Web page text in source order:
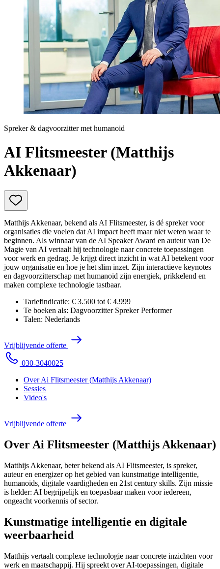
Prinsjesdag
Samenwerken
Sport
Technologie & Innovatie
Toekomst van werk
Trendwatchers
WK & EK Voetbal
Spreker & dagvoorzitter met humanoid
AI Flitsmeester (Matthijs
Akkenaar)
Matthijs Akkenaar, bekend als AI Flitsmeester, is dé spreker voor
organisaties die voelen dat AI impact heeft maar niet weten waar te
beginnen. Als winnaar van de AI Speaker Award en auteur van De
Magie van AI vertaalt hij technologie naar concrete toepassingen
voor werk en gedrag. Je krijgt direct inzicht in wat AI betekent voor
jouw organisatie en hoe je het slim inzet. Zijn interactieve keynotes
en dagvoorzitterschap met humanoid zijn energiek, prikkelend en
maken complexe technologie tastbaar.
Tariefindicatie: € 3.500 tot € 4.999
Te boeken als: Dagvoorzitter SprekerPerformer
Talen: Nederlands
Vrijblijvende offerte
030-3040025
Over Ai Flitsmeester (Matthijs Akkenaar)
Sessies
Video's
Vrijblijvende offerte
Over Ai Flitsmeester (Matthijs Akkenaar)
Matthijs Akkenaar, beter bekend als AI Flitsmeester, is spreker,
auteur en energizer op het gebied van kunstmatige intelligentie,
humanoids, digitale vaardigheden en 21st century skills. Zijn missie
is helder: AI begrijpelijk en toepasbaar maken voor iedereen,
ongeacht voorkennis of sector.
Kunstmatige intelligentie en digitale
weerbaarheid
Matthijs vertaalt complexe technologie naar concrete inzichten voor
werk en maatschappij. Hij spreekt over AI-toepassingen, digitale